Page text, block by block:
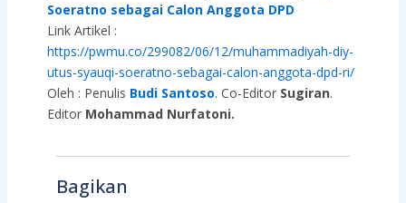
Soeratno sebagai Calon Anggota DPD
Link Artikel :
https://pwmu.co/299082/06/12/muhammadiyah-diy-
utus-syauqi-soeratno-sebagai-calon-anggota-dpd-ri/
Oleh : Penulis Budi Santoso. Co-Editor Sugiran.
Editor Mohammad Nurfatoni.
Bagikan